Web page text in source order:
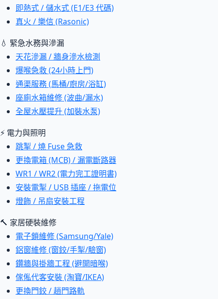
即熱式 / 儲水式 (E1/E3 代碼)
真火 / 樂信 (Rasonic)
💧 緊急水務與滲漏
天花滲漏 / 牆身滲水檢測
爆喉急救 (24小時上門)
通渠服務 (馬桶/廚房/浴缸)
座廁水箱維修 (波曲/漏水)
全屋水壓提升 (加裝水泵)
⚡ 電力與照明
跳掣 / 燒 Fuse 急救
更換電箱 (MCB) / 漏電斷路器
WR1 / WR2 (電力完工證明書)
安裝電掣 / USB 插座 / 拖電位
燈飾 / 吊扇安裝工程
🔨 家居硬裝維修
電子鎖維修 (Samsung/Yale)
鋁窗維修 (窗鉸/手掣/驗窗)
鑽牆與掛牆工程 (避開暗喉)
傢俬代客安裝 (淘寶/IKEA)
更換門鉸 / 趟門路軌